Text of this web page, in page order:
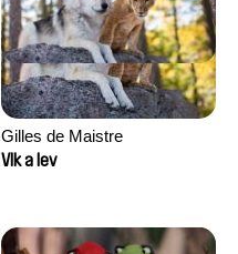
Gilles de Maistre
Vlk a lev